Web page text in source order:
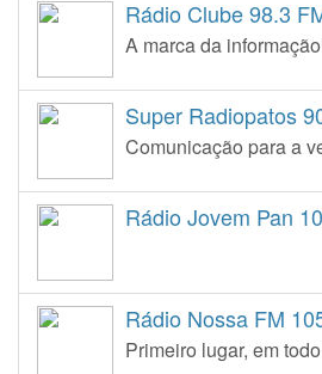
Rádio Clube 98.3
A marca da
Super Radiopatos
Comunicação para a
Rádio Jovem Pan
Rádio Nossa FM
Primeiro lugar, em